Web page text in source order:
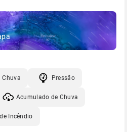
Chuva Pressão
Acumulado de Chuva
Incêndio